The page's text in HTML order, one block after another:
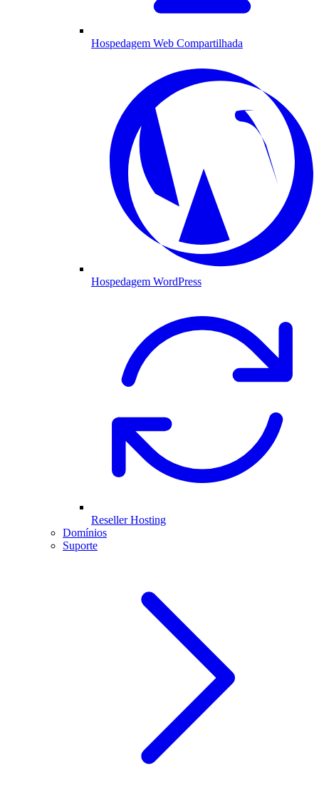
Hospedagem Web Compartilhada
Hospedagem WordPress
Reseller Hosting
Domínios
Suporte